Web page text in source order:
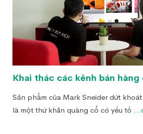
Khai thác các kênh bán hàng
Sản phẩm của Mark Sneider dứt
là một thứ khăn quàng cổ có yếu tố